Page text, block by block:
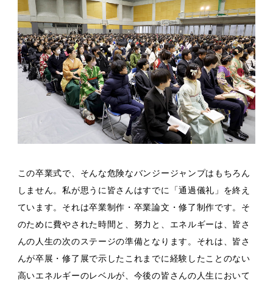
この卒業式で、そんな危険なバンジージャンプはもちろん
しません。私が思うに皆さんはすでに「通過儀礼」を終え
ています。それは卒業制作・卒業論文・修了制作です。そ
のために費やされた時間と、努力と、エネルギーは、皆さ
んの人生の次のステージの準備となります。それは、皆さ
んが卒展・修了展で示したこれまでに経験したことのない
高いエネルギーのレベルが、今後の皆さんの人生において